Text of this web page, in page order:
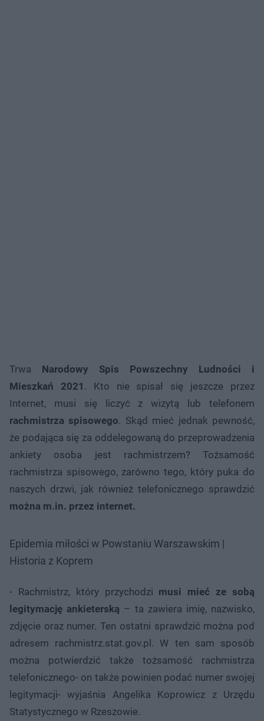
Trwa Narodowy Spis Powszechny Ludności i
Mieszkań 2021 . Kto nie spisał się jeszcze przez
Internet, musi się liczyć z wizytą lub telefonem
rachmistrza spisowego. Skąd mieć jednak pewność,
że podająca się za oddelegowaną do przeprowadzenia
ankiety osoba jest rachmistrzem? Tożsamość
rachmistrza spisowego, zarówno tego, który puka do
naszych drzwi, jak również telefonicznego sprawdzić
można m.in. przez internet.
Epidemia miłości w Powstaniu Warszawskim |
Historia z Koprem
- Rachmistrz, który przychodzi musi mieć ze sobą
legitymację ankieterską – ta zawiera imię, nazwisko,
zdjęcie oraz numer. Ten ostatni sprawdzić można pod
adresem rachmistrz.stat.gov.pl. W ten sam sposób
można potwierdzić także tożsamość rachmistrza
telefonicznego- on także powinien podać numer swojej
legitymacji- wyjaśnia Angelika Koprowicz z Urzędu
Statystycznego w Rzeszowie.